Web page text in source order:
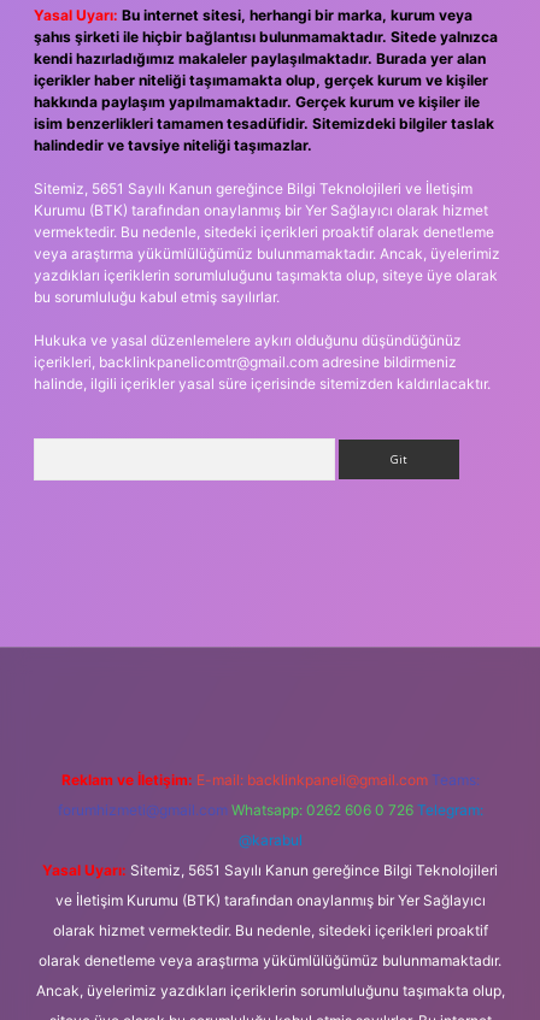
Yasal Uyarı: Bu internet sitesi, herhangi bir marka, kurum veya
şahıs şirketi ile hiçbir bağlantısı bulunmamaktadır. Sitede yalnızca
kendi hazırladığımız makaleler paylaşılmaktadır. Burada yer alan
içerikler haber niteliği taşımamakta olup, gerçek kurum ve kişiler
hakkında paylaşım yapılmamaktadır. Gerçek kurum ve kişiler ile
isim benzerlikleri tamamen tesadüfidir. Sitemizdeki bilgiler taslak
halindedir ve tavsiye niteliği taşımazlar.
Sitemiz, 5651 Sayılı Kanun gereğince Bilgi Teknolojileri ve İletişim
Kurumu (BTK) tarafından onaylanmış bir Yer Sağlayıcı olarak hizmet
vermektedir. Bu nedenle, sitedeki içerikleri proaktif olarak denetleme
veya araştırma yükümlülüğümüz bulunmamaktadır. Ancak, üyelerimiz
yazdıkları içeriklerin sorumluluğunu taşımakta olup, siteye üye olarak
bu sorumluluğu kabul etmiş sayılırlar.
Hukuka ve yasal düzenlemelere aykırı olduğunu düşündüğünüz
içerikleri, backlinkpanelicomtr@gmail.com adresine bildirmeniz
halinde, ilgili içerikler yasal süre içerisinde sitemizden kaldırılacaktır.
Reklam ve İletişim: E-mail: backlinkpaneli@gmail.com Teams:
forumhizmeti@gmail.com Whatsapp: 0262 606 0 726 Telegram:
@karabul
Yasal Uyarı: Sitemiz, 5651 Sayılı Kanun gereğince Bilgi Teknolojileri
ve İletişim Kurumu (BTK) tarafından onaylanmış bir Yer Sağlayıcı
olarak hizmet vermektedir. Bu nedenle, sitedeki içerikleri proaktif
olarak denetleme veya araştırma yükümlülüğümüz bulunmamaktadır.
Ancak, üyelerimiz yazdıkları içeriklerin sorumluluğunu taşımakta olup,